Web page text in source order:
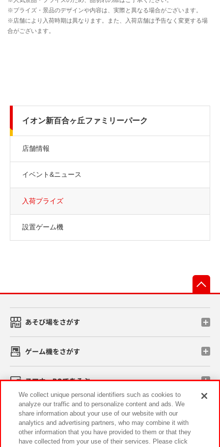
イオン新百合ヶ丘ファミリーパーク
店舗情報
イベント&ニュース
入荷プライズ
設置ゲーム機
あそび場をさがす
ゲーム機をさがす
スマホ・PCであそぶ
イベント・キャンペーン
We collect unique personal identifiers such as cookies to
analyze our traffic and to personalize content and ads. We
share information about your use of our website with our
analytics and advertising partners, who may combine it with
other information that you have provided to them or that they
have collected from your use of their services. Please click